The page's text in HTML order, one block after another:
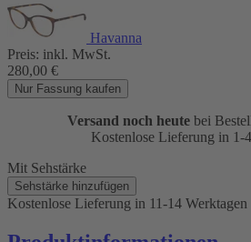
Havanna
Preis: inkl. MwSt.
280,00 €
Nur Fassung kaufen
Versand noch heute bei
Kostenlose Lieferung in 1-
Mit Sehstärke
Sehstärke hinzufügen
Kostenlose Lieferung in 11-14 Werktagen